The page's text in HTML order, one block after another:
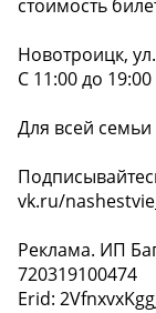
стоимость
Новотроицк,
С 11:00 до 19:00
Для всей семьи
vk.ru/
Реклама. ИП
720319100474
Erid: